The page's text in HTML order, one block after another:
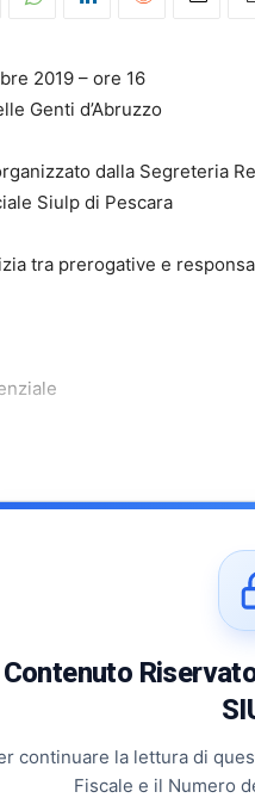
2019 – ore 16
Genti d’Abruzzo
dalla Segreteria
Siulp di Pescara
tra prerogative e
Contenuto
continuare la lettura di
Fiscale e il Numero